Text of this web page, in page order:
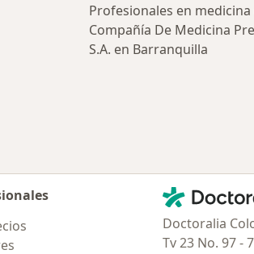
más tratadas
Profesionales en
Compañía De Medicina
S.A. en Barranquilla
Contacto
Doctoralia - Página
Doctoralia
Tv 23 No. 97 -